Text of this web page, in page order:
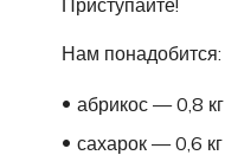
Нам понадобится:
абрикос — 0,8 кг
сахарок — 0,6 кг